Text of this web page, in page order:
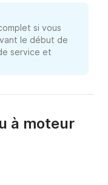
si vous
le début de
service et
à moteur